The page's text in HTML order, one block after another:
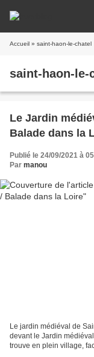
Accueil » saint-haon-le-chatel
saint-haon-le-
Le Jardin
Balade dans la
Publié le 24/09/2021 à
Par manou
Le jardin médiéval de
devant le Jardin
trouve en plein village,